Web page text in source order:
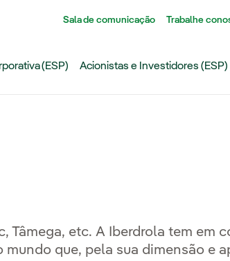
Sala de comunicação Trabalhe
(ESP) Acionistas e Investidores (ESP)
Tâmega, etc. A Iberdrola tem em
que, pela sua dimensão e